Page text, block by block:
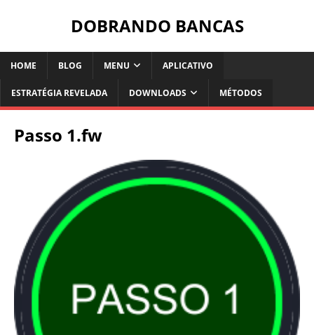
DOBRANDO BANCAS
HOME BLOG MENU APLICATIVO
ESTRATÉGIA REVELADA DOWNLOADS MÉTODOS
Passo 1.fw